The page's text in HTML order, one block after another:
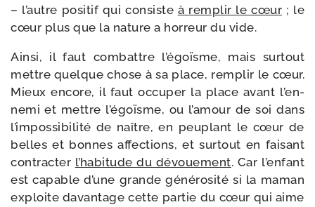
– l’autre posi­tif qui consiste à rem­plir le cœur ; le
cœur plus que la nature a hor­reur du vide.
Ainsi, il faut com­battre l’é­goïsme, mais sur­tout
mettre quelque chose à sa place, rem­plir le cœur.
Mieux encore, il faut occu­per la place avant l’en­
ne­mi et mettre l’é­goïsme, ou l’a­mour de soi dans
l’im­pos­si­bi­li­té de naître, en peu­plant le cœur de
belles et bonnes affec­tions, et sur­tout en fai­sant
contrac­ter l’ha­bi­tude du dévoue­ment. Car l’en­fant
est capable d’une grande géné­ro­si­té si la maman
exploite davan­tage cette par­tie du cœur qui aime